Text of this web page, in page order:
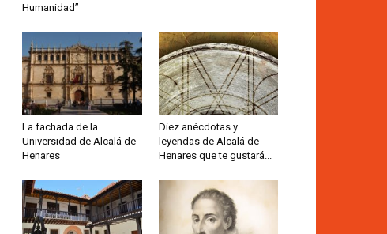
Humanidad”
La fachada de la
Universidad de Alcalá de
Henares
Diez anécdotas y
leyendas de Alcalá de
Henares que te gustará...